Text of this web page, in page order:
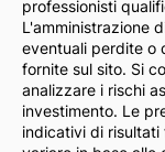
professionisti
L'amministrazione
eventuali perdite o
fornite sul sito. Si
analizzare i rischi
investimento. Le
indicativi di